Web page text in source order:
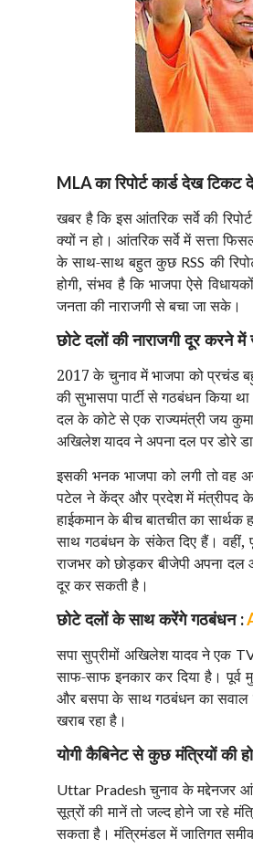
MLAका रिपोर्ट कार्ड देख टिकट
खबर है कि इस आंतरिक सर्वे की
क्यों न हो। आंतरिक सर्वे में सत्ता
के साथ-साथ बहुत कुछ RSS की
होगी, संभव है कि भाजपा ऐसे
जनता की नाराजगी से बचा जा सके।
छोटे दलों की नाराजगी दूर करने में
2017 के चुनाव में भाजपा को प्रचंड
की सुभासपा पार्टी से गठबंधन किया
दल के कोटे से एक राज्यमंत्री जय
अखिलेश यादव ने अपना दल पर डोरे
इसकी भनक भाजपा को लगी तो वह
पटेल ने केंद्र और प्रदेश में मंत्रीपद के
हाईकमान के बीच बातचीत का
साथ गठबंधन के संकेत दिए हैं। वहीं,
राजभर को छोड़कर बीजेपी अपना दल
दूर कर सकती है।
छोटे दलों के साथ करेंगे गठबंधन:
सपा सुप्रीमों अखिलेश यादव ने एक
साफ-साफ इनकार कर दिया है। पूर्व
और बसपा के साथ गठबंधन का सवाल
खराब रहा है।
योगी कैबिनेट से कुछ मंत्रियों की
Uttar Pradeshचुनाव के मद्देनजर
सूत्रों की मानें तो जल्द होने जा रहे
सकता है। मंत्रिमंडल में जातिगत